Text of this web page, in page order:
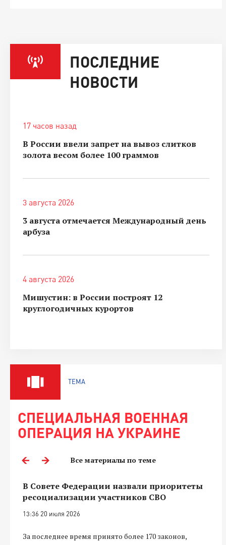
ПОСЛЕДНИЕ
НОВОСТИ
17 часов назад
В России ввели запрет на вывоз слитков
золота весом более 100 граммов
3 августа 2026
3 августа отмечается Международный день
арбуза
4 августа 2026
Мишустин: в России построят 12
круглогодичных курортов
ТЕМА
СПЕЦИАЛЬНАЯ ВОЕННАЯ
ОПЕРАЦИЯ НА УКРАИНЕ
Все материалы по теме
В Совете Федерации назвали приоритеты
ресоциализации участников СВО
13:36 20 июля 2026
За последнее время принято более 170 законов,